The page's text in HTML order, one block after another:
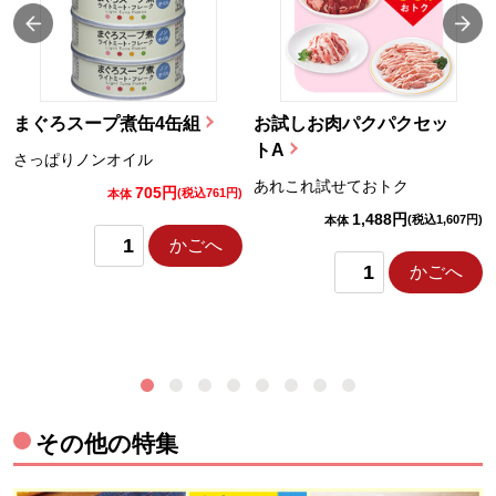
まぐろスープ煮缶4缶組
さっぱりノンオイル
本体 705円(税込761円)
かごへ
お試しお肉パクパクセッ
トA
あれこれ試せておトク
本体 1,488円(税込1,607円)
かごへ
その他の特集